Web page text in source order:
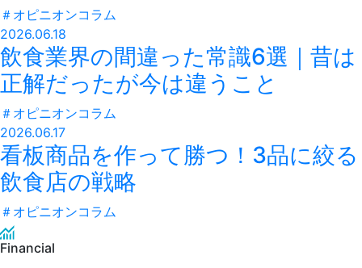
＃ オピニオンコラム
2026.06.18
飲食業界の間違った常識6選｜昔は
正解だったが今は違うこと
＃ オピニオンコラム
2026.06.17
看板商品を作って勝つ！3品に絞る
飲食店の戦略
＃ オピニオンコラム
Financial